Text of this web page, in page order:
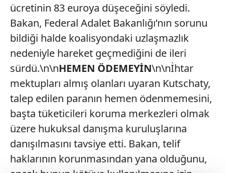
ücretinin 83 euroya düşeceğini söyledi.
Bakan, Federal Adalet Bakanlığı’nın sorunu
bildiği halde koalisyondaki uzlaşmazlık
nedeniyle hareket geçmediğini de ileri
sürdü.\n\nHEMEN ÖDEMEYİN\n\nİhtar
mektupları almış olanları uyaran Kutschaty,
talep edilen paranın hemen ödenmemesini,
başta tüketicileri koruma merkezleri olmak
üzere hukuksal danışma kuruluşlarına
danışılmasını tavsiye etti. Bakan, telif
haklarının korunmasından yana olduğunu,